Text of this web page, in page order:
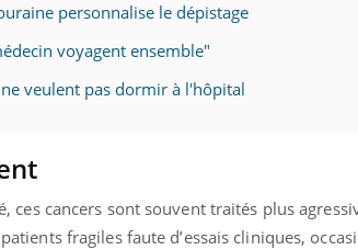
personnalise le dépistage
voyagent ensemble"
ne veulent pas dormir à l'hôpital
ces cancers sont souvent traités plus
fragiles faute d’essais cliniques,